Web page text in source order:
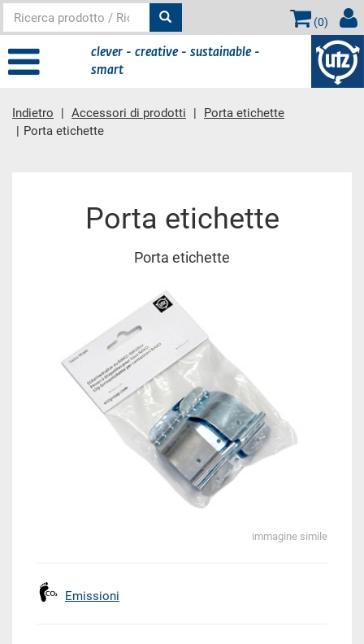
(0)
clever - creative - sustainable -
smart
Indietro Accessori di prodotti
Porta etichette
Porta etichette
Porta etichette
Porta etichette
immagine simile
Emissioni